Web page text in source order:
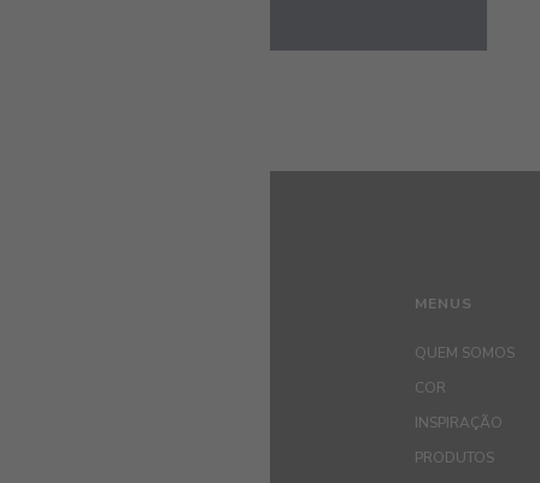
MENUS
QUEM SOMOS
COR
INSPIRAÇÃO
PRODUTOS